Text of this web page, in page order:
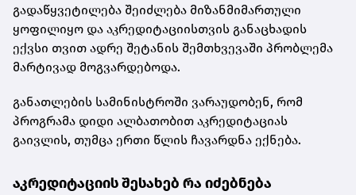
გადაწყვეტილება შეიძლება მიზანმიმართული
ყოფილიყო და აკრედიტაციისთვის განაცხადის
ექვსი თვით ადრე შეტანის შემთხვევაში პრობლემა
მარტივად მოგვარდებოდა.
განათლების სამინისტროში ვარაუდობენ, რომ
პროგრამა დიდი ალბათობით აკრედიტაციას
გაივლის, თუმცა ერთი წლის ჩავარდნა ექნება.
აკრედიტაციის შესახებ რა იძებნება